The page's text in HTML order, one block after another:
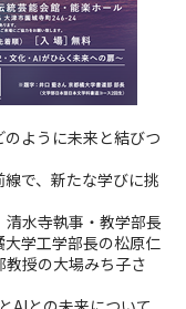
ように未来と結びつ
で、新たな学びに挑
水寺執事・教学部長
学工学部長の松原仁
授の大場みち子さ